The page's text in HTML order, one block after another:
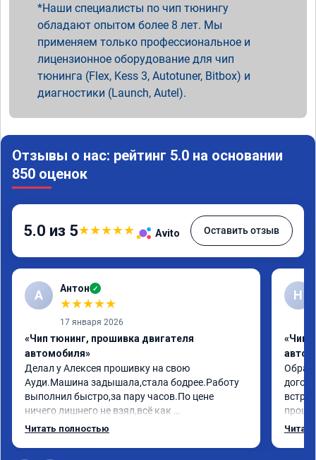
Наши специалисты по чип тюнингу
обладают опытом более 8 лет. Мы
применяем только профессиональное и
лицензионное оборудование для чип
тюнинга (Flex, Kess 3, Autotuner, Bitbox) и
диагностики (Launch, Autel).
Отзывы о нас: рейтинг 5.0 на основании
850 оценок
5.0 из 5★★★★★ Avito Оставить отзыв
А Антон ✓
★★★★★
17 января 2026
«Чип тюнинг, прошивка двигателя
автомобиля»
Делал у Алексея прошивку на свою
Ауди.Машина задышала,стала бодрее.Работу
выполнил быстро,за пару часов.По цене
ничего лишнего не взял,всё как
договаривались заранее.После работы
Читать полностью
Н
«Чип
Арман